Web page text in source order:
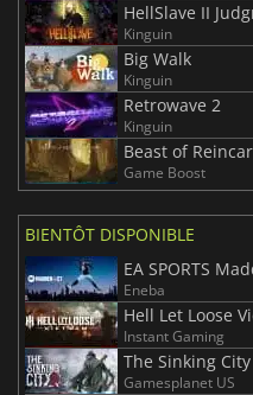
HellSlave II
Kinguin
Big Walk
Kinguin
Retrowave 2
Kinguin
Beast of
Game Boost
BIENTÔT DISPONIBLE
EA SPORTS
Eneba
Hell Let Loose
Instant Gaming
The Sinking
Gamesplanet US